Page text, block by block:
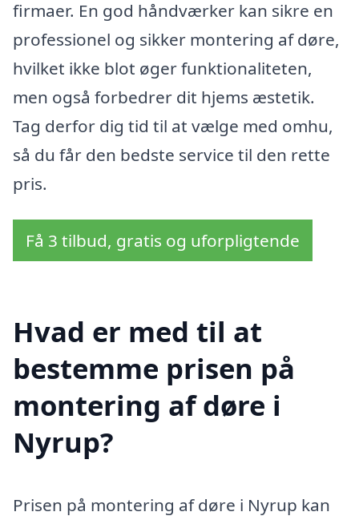
firmaer. En god håndværker kan sikre en
professionel og sikker montering af døre,
hvilket ikke blot øger funktionaliteten,
men også forbedrer dit hjems æstetik.
Tag derfor dig tid til at vælge med omhu,
så du får den bedste service til den rette
pris.
Få 3 tilbud, gratis og uforpligtende
Hvad er med til at
bestemme prisen på
montering af døre i
Nyrup?
Prisen på montering af døre i Nyrup kan